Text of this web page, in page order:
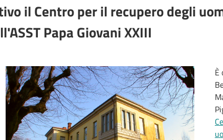
il Centro per il recupero degli
Papa Giovani XXIII
È